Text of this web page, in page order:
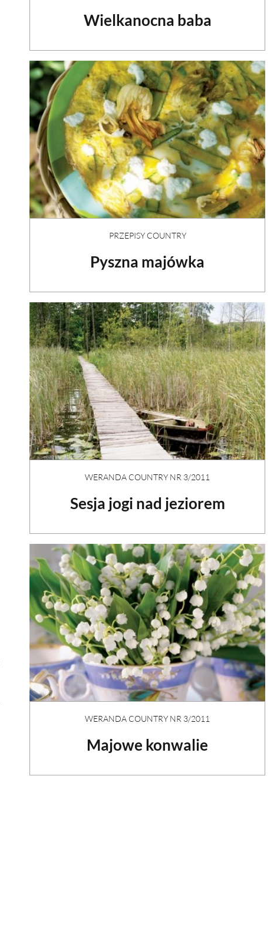
Wielkanocna baba
PRZEPISY COUNTRY
Pyszna majówka
WERANDA COUNTRY NR 3/2011
Sesja jogi nad jeziorem
WERANDA COUNTRY NR 3/2011
Majowe konwalie